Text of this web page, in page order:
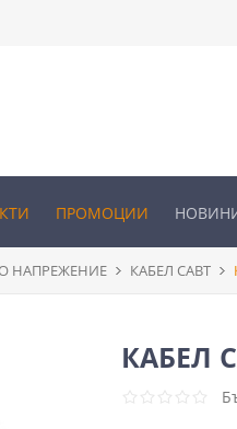
ПРОМОЦИИ
НАПРЕЖЕНИЕ КАБЕЛ САВТ
КАБЕЛ